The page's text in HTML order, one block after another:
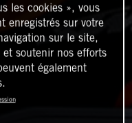
les cookies », vous
enregistrés sur votre
sur le site,
soutenir nos efforts
également